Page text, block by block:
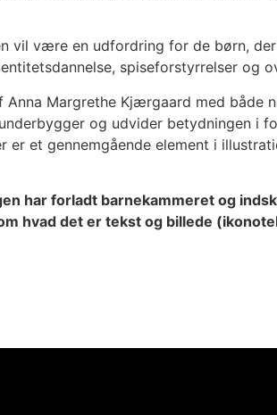
vil være en udfordring for de børn,
spiseforstyrrelser og
Margrethe Kjærgaard med både
og udvider betydningen i
er et gennemgående element i
har forladt barnekammeret og
hvad det er tekst og billede